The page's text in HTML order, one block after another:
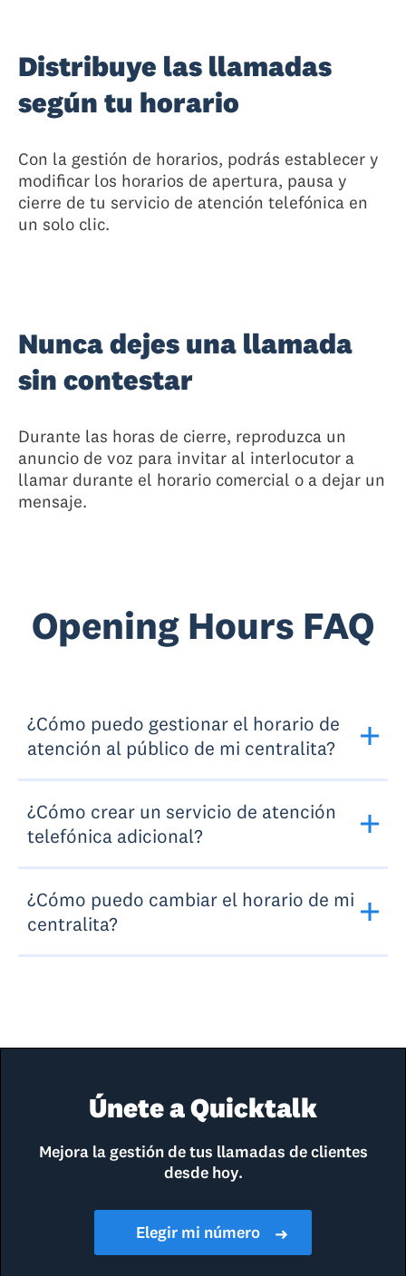
Distribuye las llamadas
según tu horario
Con la gestión de horarios, podrás establecer y
modificar los horarios de apertura, pausa y
cierre de tu servicio de atención telefónica en
un solo clic.
Nunca dejes una llamada
sin contestar
Durante las horas de cierre, reproduzca un
anuncio de voz para invitar al interlocutor a
llamar durante el horario comercial o a dejar un
mensaje.
Opening Hours FAQ
¿Cómo puedo gestionar el horario de
atención al público de mi centralita?
¿Cómo crear un servicio de atención
telefónica adicional?
¿Cómo puedo cambiar el horario de mi
centralita?
Únete a Quicktalk
Mejora la gestión de tus llamadas de clientes
desde hoy.
Elegir mi número ➜